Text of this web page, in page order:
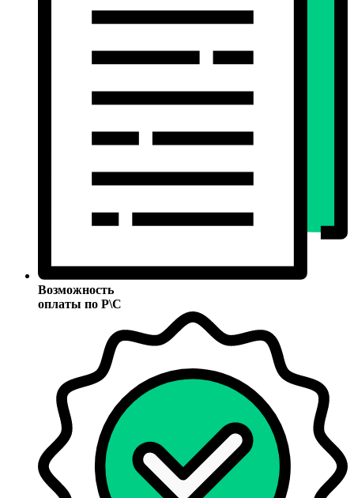
Возможность
оплаты по Р\С